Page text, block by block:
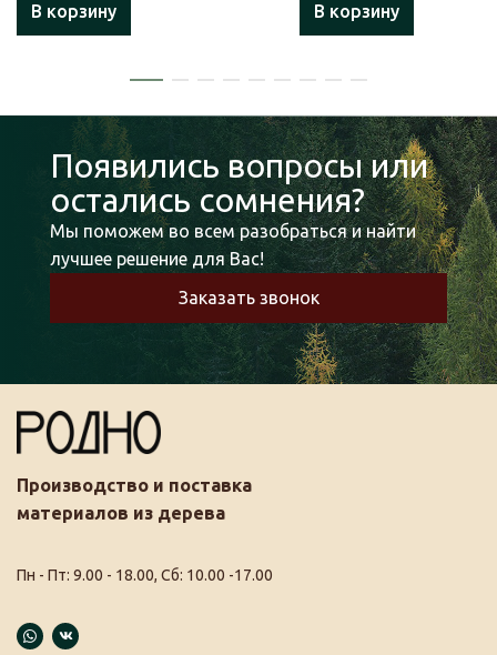
В корзину В корзину
Появились вопросы или
остались сомнения?
Мы поможем во всем разобраться и найти
лучшее решение для Вас!
Заказать звонок
Производство и поставка
материалов из дерева
Пн - Пт: 9.00 - 18.00, Сб: 10.00 -17.00